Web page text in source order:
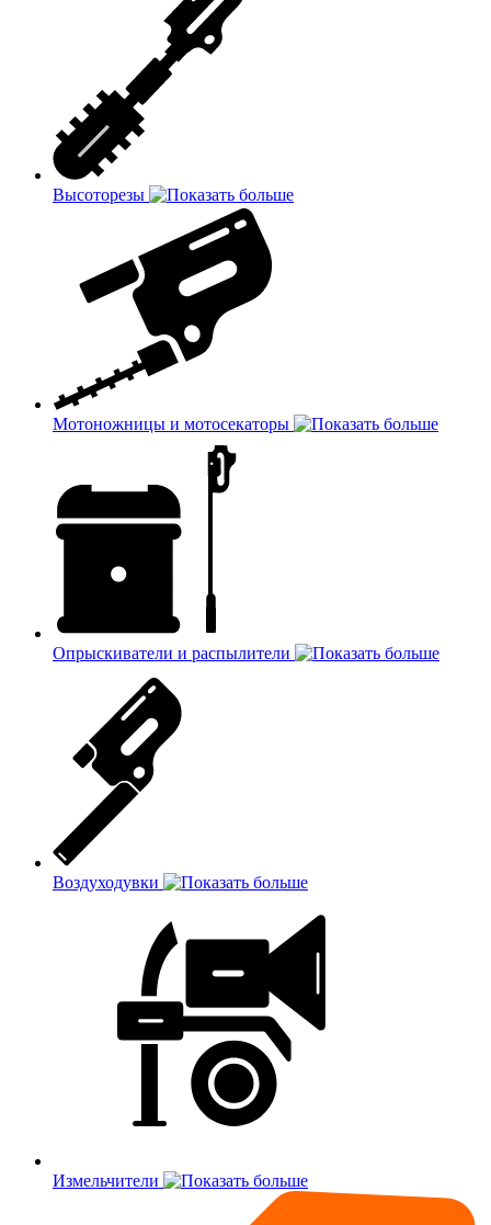
Высоторезы
Мотоножницы и мотосекаторы
Опрыскиватели и распылители
Воздуходувки
Измельчители